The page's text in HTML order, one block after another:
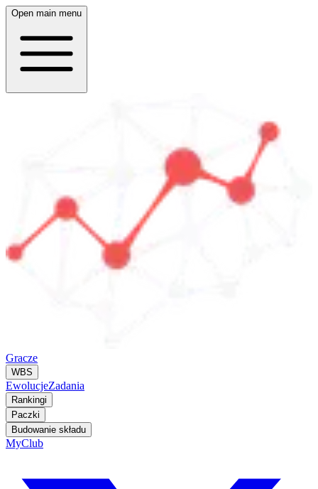
Open main menu
Gracze
WBS
EwolucjeZadania
Rankingi
Paczki
Budowanie składu
MyClub